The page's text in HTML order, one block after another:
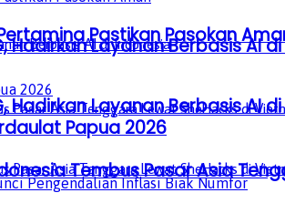
Layanan Berbasis AI
Tembus Pasar Asia
Layanan Berbasis AI
Pastikan Pasokan
Papua 2026